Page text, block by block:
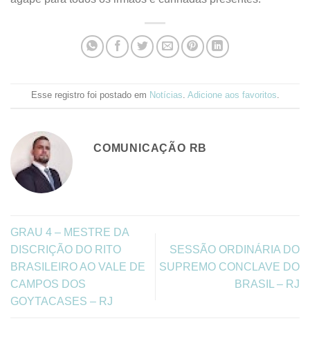
Esse registro foi postado em Notícias. Adicione aos favoritos.
COMUNICAÇÃO RB
GRAU 4 – MESTRE DA
DISCRIÇÃO DO RITO
BRASILEIRO AO VALE DE
CAMPOS DOS
GOYTACASES – RJ
SESSÃO ORDINÁRIA DO
SUPREMO CONCLAVE DO
BRASIL – RJ